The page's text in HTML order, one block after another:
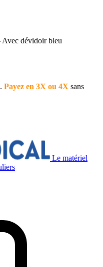
Avec dévidoir bleu
Payez en 3X ou 4X sans
Le matériel